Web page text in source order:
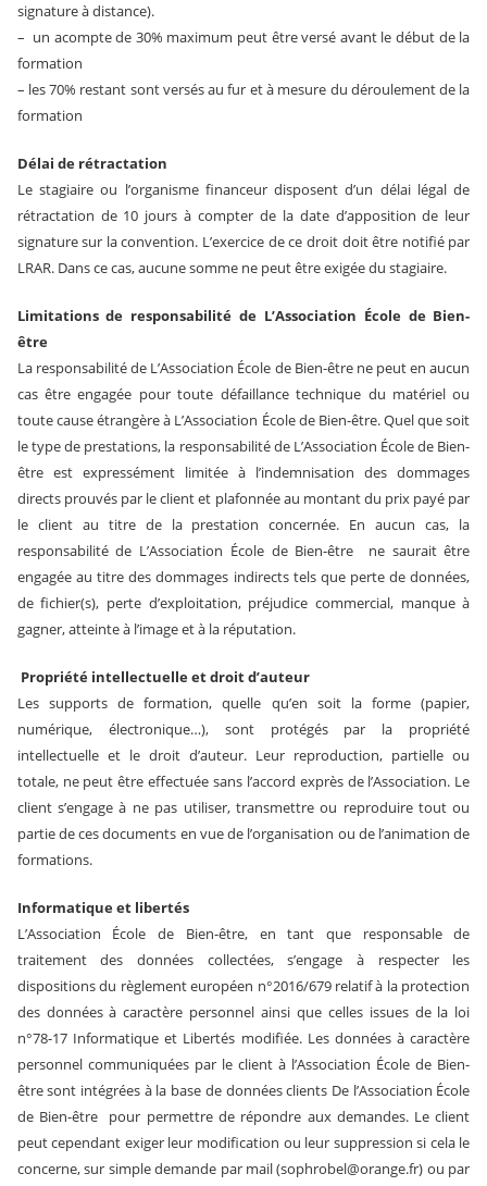
signature à distance).
– un acompte de 30% maximum peut être versé avant le début de la
formation
– les 70% restant sont versés au fur et à mesure du déroulement de la
formation
Délai de rétractation
Le stagiaire ou l’organisme financeur disposent d’un délai légal de
rétractation de 10 jours à compter de la date d’apposition de leur
signature sur la convention. L’exercice de ce droit doit être notifié par
LRAR. Dans ce cas, aucune somme ne peut être exigée du stagiaire.
Limitations de responsabilité de L’Association École de Bien-
être
La responsabilité de L’Association École de Bien-être ne peut en aucun
cas être engagée pour toute défaillance technique du matériel ou
toute cause étrangère à L’Association École de Bien-être. Quel que soit
le type de prestations, la responsabilité de L’Association École de Bien-
être est expressément limitée à l’indemnisation des dommages
directs prouvés par le client et plafonnée au montant du prix payé par
le client au titre de la prestation concernée. En aucun cas, la
responsabilité de L’Association École de Bien-être ne saurait être
engagée au titre des dommages indirects tels que perte de données,
de fichier(s), perte d’exploitation, préjudice commercial, manque à
gagner, atteinte à l’image et à la réputation.
Propriété intellectuelle et droit d’auteur
Les supports de formation, quelle qu’en soit la forme (papier,
numérique, électronique…), sont protégés par la propriété
intellectuelle et le droit d’auteur. Leur reproduction, partielle ou
totale, ne peut être effectuée sans l’accord exprès de l’Association. Le
client s’engage à ne pas utiliser, transmettre ou reproduire tout ou
partie de ces documents en vue de l’organisation ou de l’animation de
formations.
Informatique et libertés
L’Association École de Bien-être, en tant que responsable de
traitement des données collectées, s’engage à respecter les
dispositions du règlement européen n°2016/679 relatif à la protection
des données à caractère personnel ainsi que celles issues de la loi
n°78-17 Informatique et Libertés modifiée. Les données à caractère
personnel communiquées par le client à l’Association École de Bien-
être sont intégrées à la base de données clients De l’Association École
de Bien-être pour permettre de répondre aux demandes. Le client
peut cependant exiger leur modification ou leur suppression si cela le
concerne, sur simple demande par mail (sophrobel@orange.fr) ou par